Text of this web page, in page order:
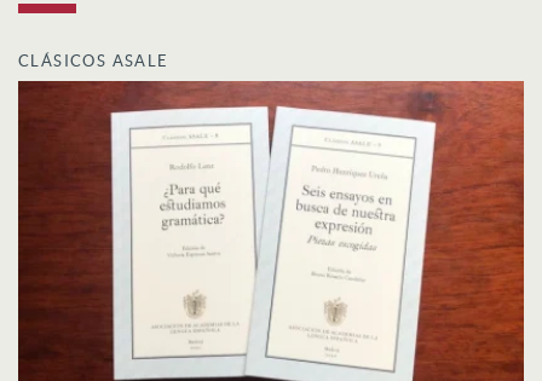
CLÁSICOS ASALE